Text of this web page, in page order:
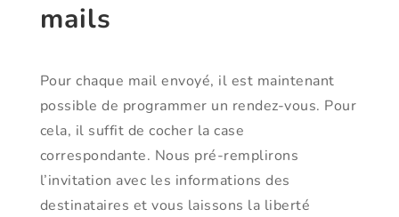
mails
Pour chaque mail envoyé, il est maintenant
possible de programmer un rendez-vous. Pour
cela, il suffit de cocher la case
correspondante. Nous pré-remplirons
l’invitation avec les informations des
destinataires et vous laissons la liberté